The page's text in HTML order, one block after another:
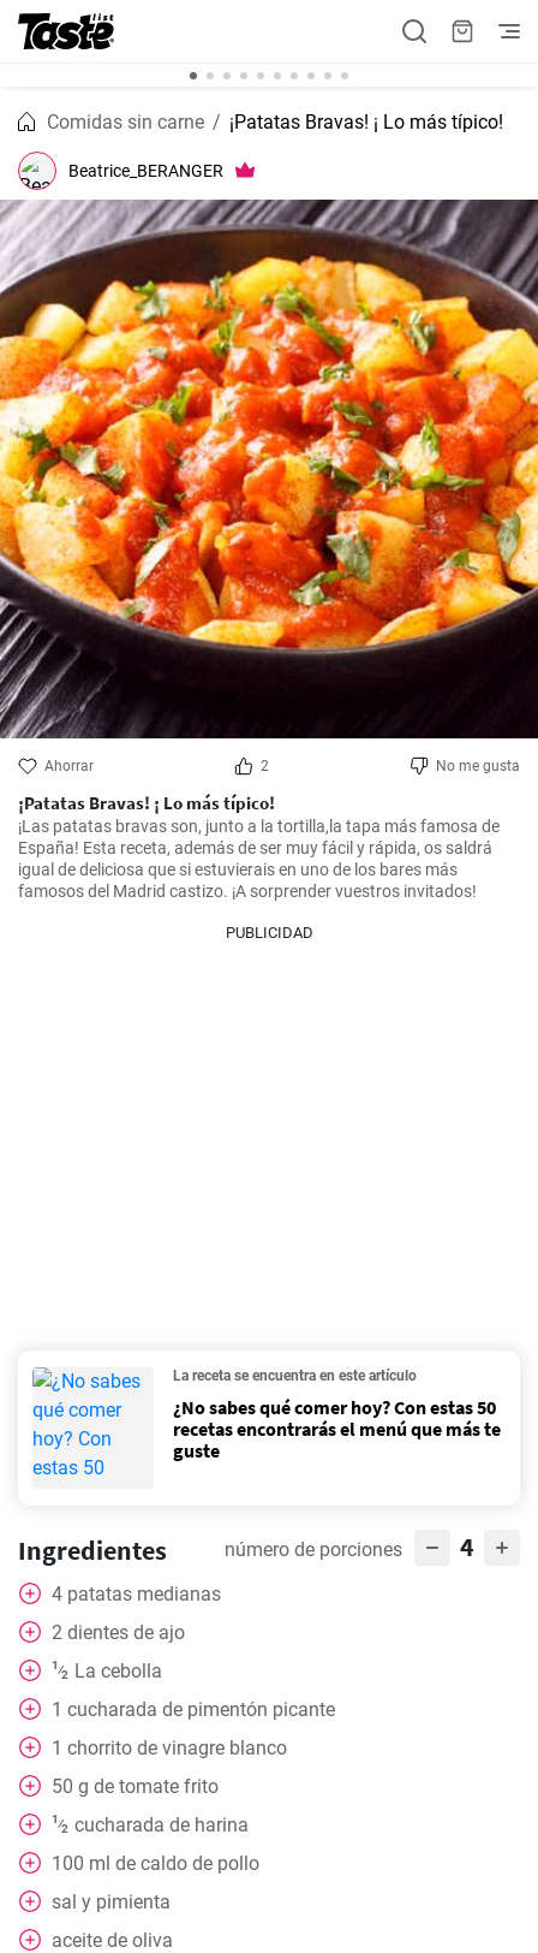
Comidas sin carne ¡Patatas Bravas! ¡ Lo más típico!
Beatrice_BERANGER
Ahorrar 2 No me gusta
¡Patatas Bravas! ¡ Lo más típico!
¡Las patatas bravas son, junto a la tortilla,la tapa más famosa de
España! Esta receta, además de ser muy fácil y rápida, os saldrá
igual de deliciosa que si estuvierais en uno de los bares más
famosos del Madrid castizo. ¡A sorprender vuestros invitados!
PUBLICIDAD
La receta se encuentra en este artículo
¿No sabes qué comer hoy? Con estas 50
recetas encontrarás el menú que más te
guste
Ingredientes número de porciones 4
4 patatas medianas
2 dientes de ajo
1⁄2
La cebolla
1 cucharada de pimentón picante
1 chorrito de vinagre blanco
50 g de tomate frito
1⁄2 cucharada de harina
100 ml de caldo de pollo
sal y pimienta
aceite de oliva